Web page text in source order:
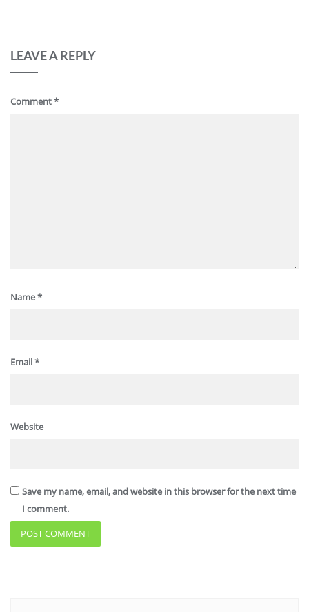
LEAVE A REPLY
Comment*
Name*
Email*
Website
Save my name, email, and website in this browser for the next time
I comment.